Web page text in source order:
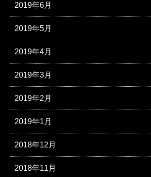
2019年6月
2019年5月
2019年4月
2019年3月
2019年2月
2019年1月
2018年12月
2018年11月